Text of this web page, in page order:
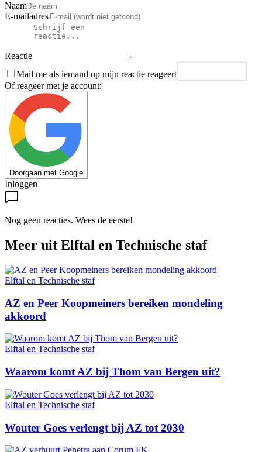
Naam
E-mailadres
Reactie
Mail me als iemand op mijn reactie reageert
Of reageer met je account:
Doorgaan met Google
Inloggen
Nog geen reacties. Wees de eerste!
Meer uit Elftal en Technische staf
Elftal en Technische staf
AZ en Peer Koopmeiners bereiken mondeling
akkoord
Elftal en Technische staf
Waarom komt AZ bij Thom van Bergen uit?
Elftal en Technische staf
Wouter Goes verlengt bij AZ tot 2030